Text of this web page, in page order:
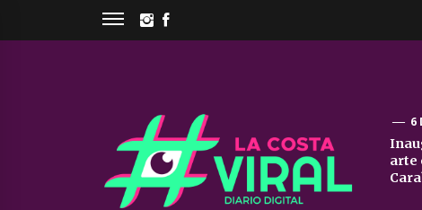
INSTAGRAM
La
6
arte